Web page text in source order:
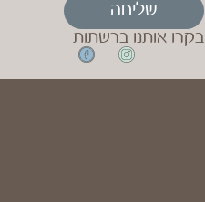
שליחה
בקרו אותנו ברשתות